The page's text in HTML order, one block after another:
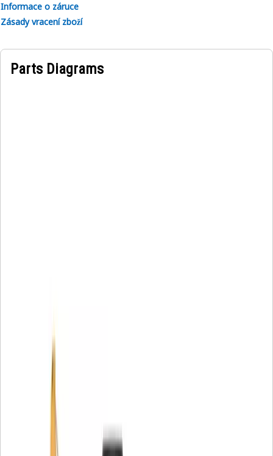
Informace o záruce
Zásady vracení zboží
Parts Diagrams